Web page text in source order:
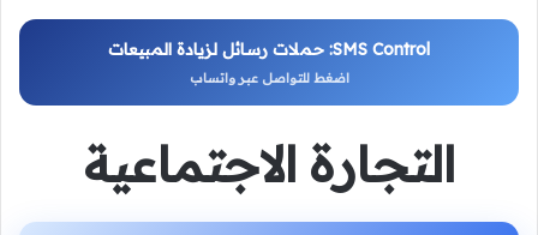
SMS Control: حملات رسائل لزيادة المبيعات
اضغط للتواصل عبر واتساب
التجارة الاجتماعية